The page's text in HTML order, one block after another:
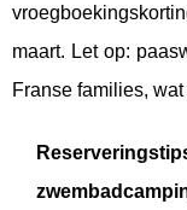
maart. Let op:
Franse families,